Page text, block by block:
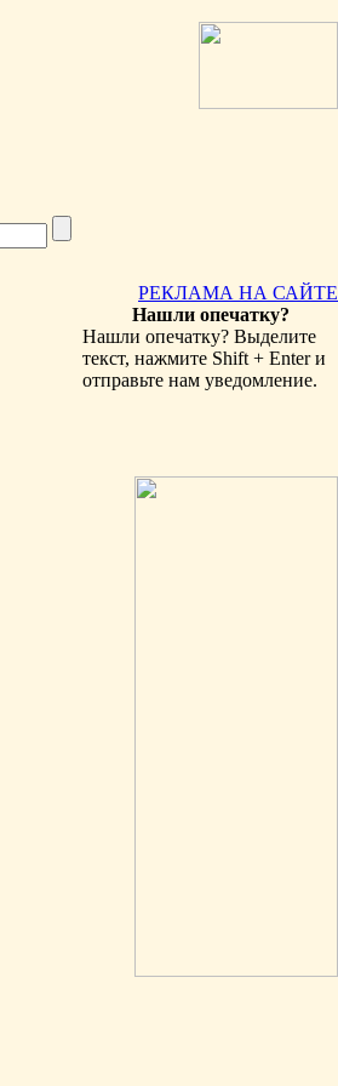
РЕКЛАМА НА САЙТЕ
Нашли опечатку?
Нашли опечатку? Выделите
текст, нажмите Shift + Enter и
отправьте нам уведомление.